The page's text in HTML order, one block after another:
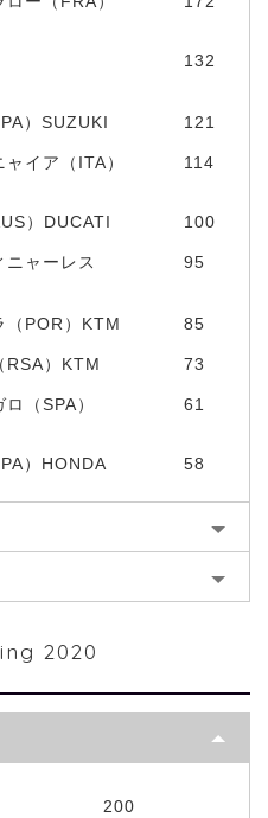
132
）SUZUKI 121
イア（ITA）
114
）DUCATI 100
ニャーレス
95
（POR）KTM 85
RSA）KTM 73
（SPA）
61
）HONDA 58
2020
200